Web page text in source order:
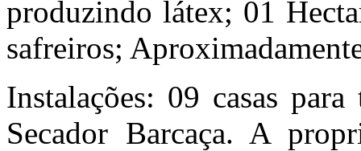
produzindo látex; 01
safreiros;
Instalações: 09 casas
Secador Barcaça. A